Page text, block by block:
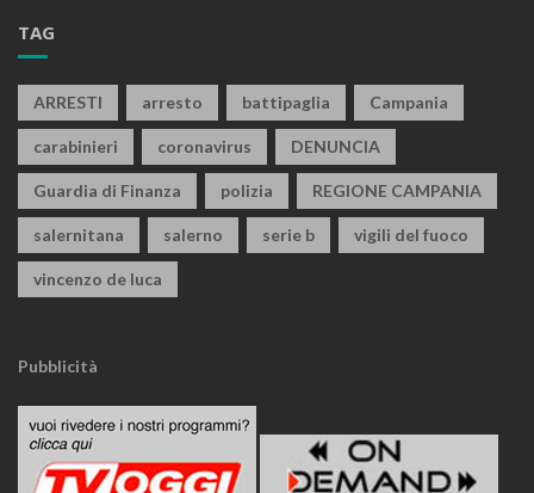
TAG
ARRESTI arresto battipaglia Campania
carabinieri coronavirus DENUNCIA
Guardia di Finanza polizia REGIONE CAMPANIA
salernitana salerno serie b vigili del fuoco
vincenzo de luca
Pubblicità